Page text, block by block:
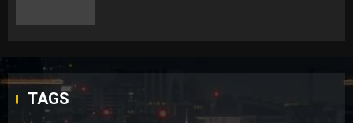
TAGS